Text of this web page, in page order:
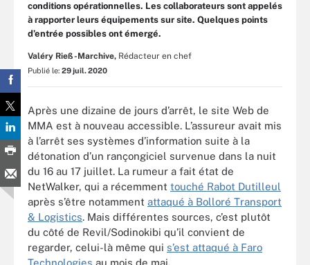
conditions opérationnelles. Les collaborateurs sont appelés
à rapporter leurs équipements sur site. Quelques points
d’entrée possibles ont émergé.
Valéry Rieß-Marchive, Rédacteur en chef
Publié le: 29 juil. 2020
Après une dizaine de jours d’arrêt, le site Web de
MMA est à nouveau accessible. L’assureur avait mis
à l’arrêt ses systèmes d’information suite à la
détonation d’un rançongiciel survenue dans la nuit
du 16 au 17 juillet. La rumeur a fait état de
NetWalker, qui a récemment touché Rabot Dutilleul
après s’être notamment attaqué à Bolloré Transport
& Logistics. Mais différentes sources, c’est plutôt
du côté de Revil/Sodinokibi qu’il convient de
regarder, celui-là même qui s’est attaqué à Faro
Technologies au mois de mai.